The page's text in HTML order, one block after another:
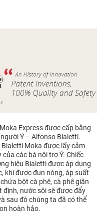
Express được cấp bằng
Ý – Alfonso Bialetti.
Moka được lấy cảm
các bà nội trợ Ý. Chiếc
hiệu Bialetti được áp dụng
khi được đun nóng, áp suất
bột cà phê, cà phê giãn
định, nước sôi sẽ được đẩy
sau đó chúng ta đã có thể
hoàn hảo.